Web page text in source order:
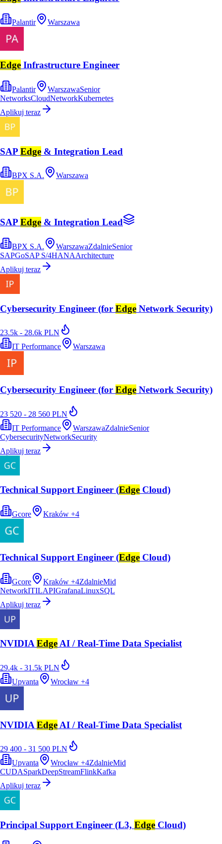
Palantir Warszawa
Edge Infrastructure Engineer
Palantir WarszawaSenior
NetworksCloudNetworkKubernetes
Aplikuj teraz
SAP Edge & Integration Lead
BPX S.A. Warszawa
SAP Edge & Integration Lead
BPX S.A. WarszawaZdalnieSenior
SAPGoSAP S/4HANAArchitecture
Aplikuj teraz
Cybersecurity Engineer (for Edge Network Security)
23.5k - 28.6k PLN
IT Performance
Warszawa
Cybersecurity Engineer (for Edge Network Security)
23 520 - 28 560 PLN
IT Performance
WarszawaZdalnieSenior
CybersecurityNetworkSecurity
Aplikuj teraz
Technical Support Engineer (Edge Cloud)
Gcore Kraków +4
Technical Support Engineer (Edge Cloud)
Gcore Kraków +4ZdalnieMid
NetworkITILAPIGrafanaLinuxSQL
Aplikuj teraz
NVIDIAEdgeAI / Real-Time Data Specialist
29.4k - 31.5k PLN
Upvanta
Wrocław +4
NVIDIA Edge AI / Real-Time Data Specialist
29 400 - 31 500 PLN
Upvanta
Wrocław +4ZdalnieMid
CUDASparkDeepStreamFlinkKafka
Aplikuj teraz
Principal Support Engineer (L3, Edge Cloud)